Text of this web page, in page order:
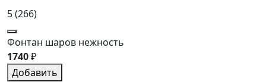
5(266)
Фонтан шаров нежность
1740₽
Добавить